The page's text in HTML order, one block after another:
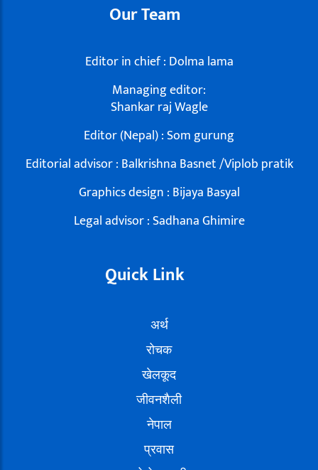
Our Team
Editor in chief : Dolma lama
Managing editor:
Shankar raj Wagle
Editor (Nepal) : Som gurung
Editorial advisor : Balkrishna Basnet /Viplob pratik
Graphics design : Bijaya Basyal
Legal advisor : Sadhana Ghimire
Quick Link
अर्थ
रोचक
खेलकूद
जीवनशैली
नेपाल
प्रवास